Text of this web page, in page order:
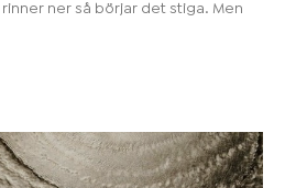
ner så börjar det stiga. Men